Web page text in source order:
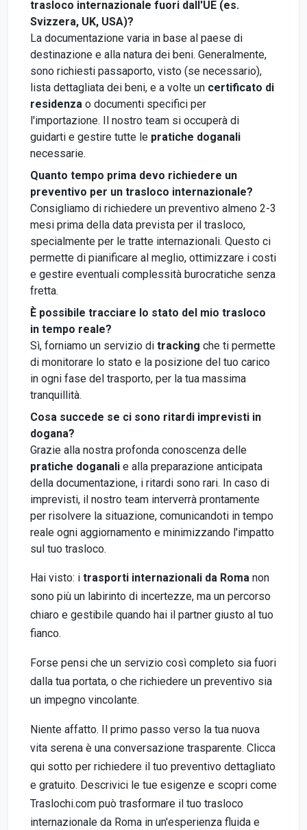
trasloco internazionale fuori dall'UE (es.
Svizzera, UK, USA)?
La documentazione varia in base al paese di
destinazione e alla natura dei beni. Generalmente,
sono richiesti passaporto, visto (se necessario),
lista dettagliata dei beni, e a volte un certificato di
residenza o documenti specifici per
l'importazione. Il nostro team si occuperà di
guidarti e gestire tutte le pratiche doganali
necessarie.
Quanto tempo prima devo richiedere un
preventivo per un trasloco internazionale?
Consigliamo di richiedere un preventivo almeno 2-3
mesi prima della data prevista per il trasloco,
specialmente per le tratte internazionali. Questo ci
permette di pianificare al meglio, ottimizzare i costi
e gestire eventuali complessità burocratiche senza
fretta.
È possibile tracciare lo stato del mio trasloco
in tempo reale?
Sì, forniamo un servizio di tracking che ti permette
di monitorare lo stato e la posizione del tuo carico
in ogni fase del trasporto, per la tua massima
tranquillità.
Cosa succede se ci sono ritardi imprevisti in
dogana?
Grazie alla nostra profonda conoscenza delle
pratiche doganali e alla preparazione anticipata
della documentazione, i ritardi sono rari. In caso di
imprevisti, il nostro team interverrà prontamente
per risolvere la situazione, comunicandoti in tempo
reale ogni aggiornamento e minimizzando l'impatto
sul tuo trasloco.
Hai visto: i trasporti internazionali da Roma non
sono più un labirinto di incertezze, ma un percorso
chiaro e gestibile quando hai il partner giusto al tuo
fianco.
Forse pensi che un servizio così completo sia fuori
dalla tua portata, o che richiedere un preventivo sia
un impegno vincolante.
Niente affatto. Il primo passo verso la tua nuova
vita serena è una conversazione trasparente. Clicca
qui sotto per richiedere il tuo preventivo dettagliato
e gratuito. Descrivici le tue esigenze e scopri come
Traslochi.com può trasformare il tuo trasloco
internazionale da Roma in un'esperienza fluida e